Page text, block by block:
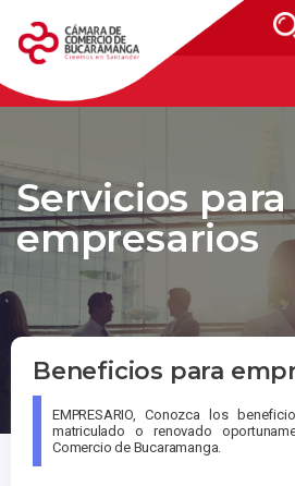
Servicios para
empresarios
Beneficios para
EMPRESARIO, Conozca los
matriculado o renovado
Comercio de Bucaramanga.